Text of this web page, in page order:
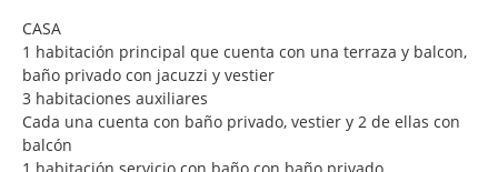
CASA
1 habitación principal que cuenta con una terraza y balcon,
baño privado con jacuzzi y vestier
3 habitaciones auxiliares
Cada una cuenta con baño privado, vestier y 2 de ellas con
balcón